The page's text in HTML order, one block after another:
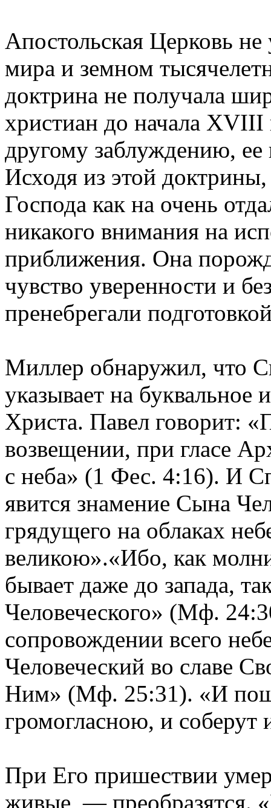
Апостольская Церковь
мира и земном
доктрина не получала
христиан до начала
другому заблуждению,
Исходя из этой
Господа как на очень
никакого внимания на
приближения. Она
чувство уверенности и
пренебрегали
Миллер обнаружил, что
указывает на
Христа. Павел говорит:
возвещении, при гласе
с неба» (1 Фес. 4:16). И
явится знамение Сына
грядущего на облаках
великою».«Ибо, как
бывает даже до запада,
Человеческого» (Мф.
сопровождении всего
Человеческий во славе
Ним» (Мф. 25:31). «И
громогласною, и
При Его пришествии
живые — преобразятся.